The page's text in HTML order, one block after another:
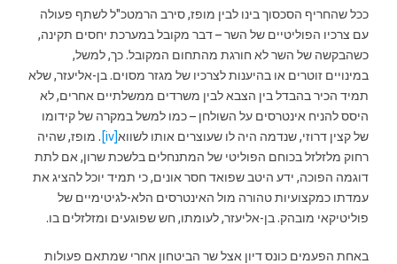
ככל שהחריף הסכסוך בינו לבין מופז, סירב הרמטכ"ל לשתף פעולה
עם צרכיו הפוליטיים של השר – דבר מקובל במערכת יחסים תקינה,
כשהבקשה של השר לא חורגת מהתחום המקובל. כך, למשל,
במינויים זוטרים או בהיענות לצרכיו של מגזר מסוים. בן-אליעזר, שלא
תמיד הכיר בהבדל בין הצבא לבין משרדים ממשלתיים אחרים, לא
היסס להניח אינטרסים על השולחן – כמו למשל במקרה של קידומו
של קצין דרוזי, שנדמה היה לו שעוצרים אותו לשווא[iv]
. מופז, שהיה
רחוק מלזלזל בכוחם הפוליטי של המתנחלים בלשכת שרון, אם לתת
דוגמה הפוכה, ידע היטב שפואד חסר אונים, כי תמיד יוכל להציג את
עמדתו כמקצועיות טהורה מול האינטרסים הלא-לגיטימיים של
פוליטיקאי מובהק. בן-אליעזר, לעומתו, חש שפוגעים ומזלזלים בו.
באחת הפעמים כונס דיון אצל שר הביטחון אחרי שמתאם פעולות